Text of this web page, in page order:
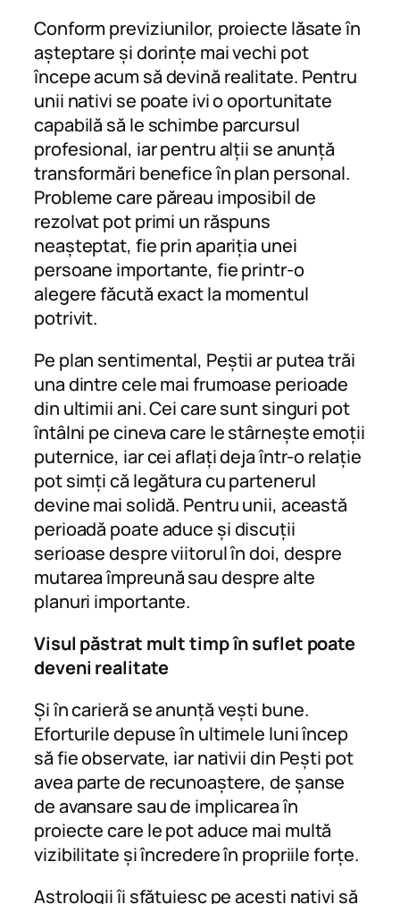
Conform previziunilor, proiecte lăsate în
așteptare și dorințe mai vechi pot
începe acum să devină realitate. Pentru
unii nativi se poate ivi o oportunitate
capabilă să le schimbe parcursul
profesional, iar pentru alții se anunță
transformări benefice în plan personal.
Probleme care păreau imposibil de
rezolvat pot primi un răspuns
neașteptat, fie prin apariția unei
persoane importante, fie printr-o
alegere făcută exact la momentul
potrivit.
Pe plan sentimental, Peștii ar putea trăi
una dintre cele mai frumoase perioade
din ultimii ani. Cei care sunt singuri pot
întâlni pe cineva care le stârnește emoții
puternice, iar cei aflați deja într-o relație
pot simți că legătura cu partenerul
devine mai solidă. Pentru unii, această
perioadă poate aduce și discuții
serioase despre viitorul în doi, despre
mutarea împreună sau despre alte
planuri importante.
Visul păstrat mult timp în suflet poate
deveni realitate
Și în carieră se anunță vești bune.
Eforturile depuse în ultimele luni încep
să fie observate, iar nativii din Pești pot
avea parte de recunoaștere, de șanse
de avansare sau de implicarea în
proiecte care le pot aduce mai multă
vizibilitate și încredere în propriile forțe.
Astrologii îi sfătuiesc pe acești nativi să